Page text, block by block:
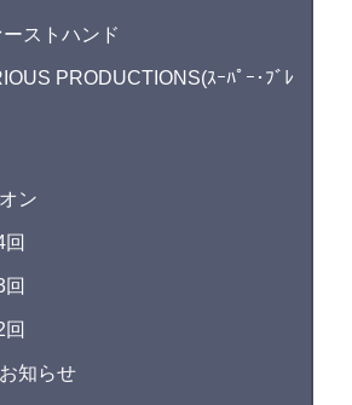
ストハンド
PRODUCTIONS(ｽｰﾊﾟｰ･ﾌﾞﾚ
ン
知らせ